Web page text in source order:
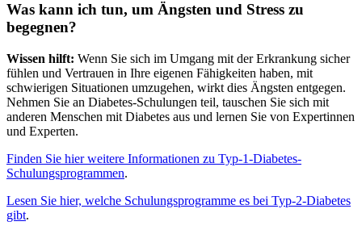
Was kann ich tun, um Ängsten und Stress zu
begegnen?
Wissen hilft: Wenn Sie sich im Umgang mit der Erkrankung sicher
fühlen und Vertrauen in Ihre eigenen Fähigkeiten haben, mit
schwierigen Situationen umzugehen, wirkt dies Ängsten entgegen.
Nehmen Sie an Diabetes-Schulungen teil, tauschen Sie sich mit
anderen Menschen mit Diabetes aus und lernen Sie von Expertinnen
und Experten.
Finden Sie hier weitere Informationen zu Typ-1-Diabetes-
Schulungsprogrammen.
Lesen Sie hier, welche Schulungsprogramme es bei Typ-2-Diabetes
gibt.